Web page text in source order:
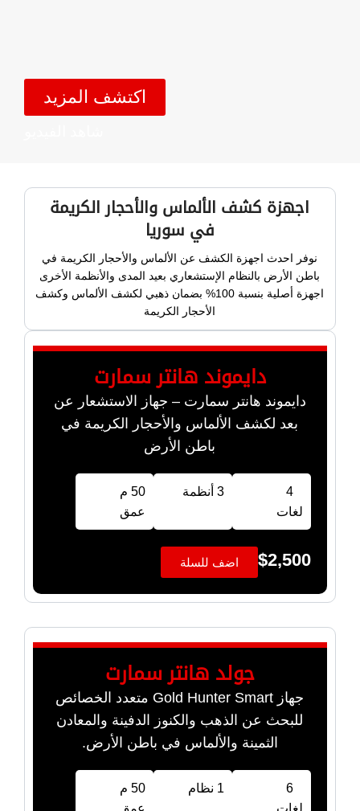
اكتشف المزيد
اجهزة كشف الألماس والأحجار الكريمة
في سوريا
نوفر احدث اجهزة الكشف عن الألماس والأحجار الكريمة في
باطن الأرض بالنظام الإستشعاري بعيد المدى والأنظمة الأخرى
اجهزة أصلية بنسبة 100% بضمان ذهبي لكشف الألماس وكشف
الأحجار الكريمة
دايموند هانتر سمارت
دايموند هانتر سمارت – جهاز الاستشعار عن
بعد لكشف الألماس والأحجار الكريمة في
باطن الأرض
4
لغات
3 أنظمة
50 م
عمق
$2,500 اضف للسلة
جولد هانتر سمارت
جهاز Gold Hunter Smart متعدد الخصائص
للبحث عن الذهب والكنوز الدفينة والمعادن
الثمينة والألماس في باطن الأرض.
6
لغات
1 نظام
50 م
عمق